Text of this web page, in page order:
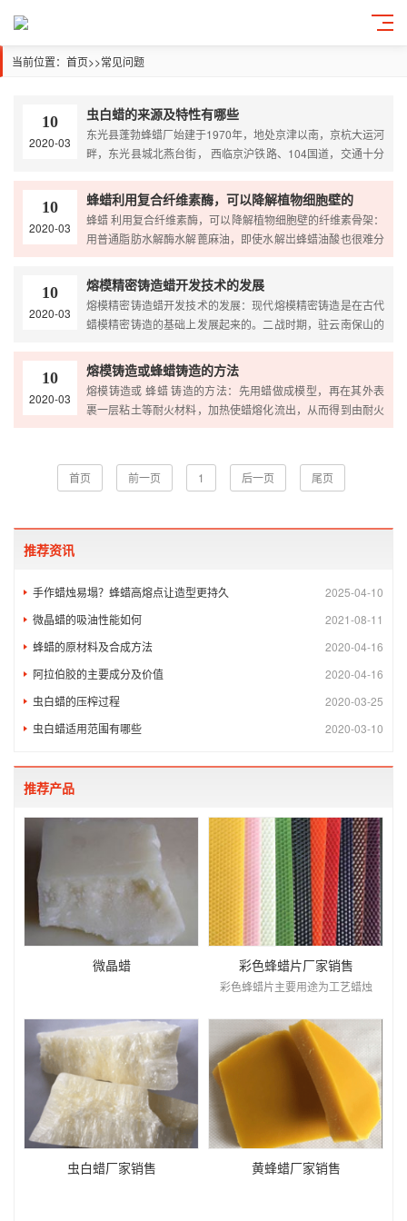
当前位置： 首页>>常见问题
10
2020-03
虫白蜡的来源及特性有哪些
东光县蓬勃蜂蜡厂始建于1970年，地处京津以南，京杭大运河
畔，东光县城北燕台街， 西临京沪铁路、104国道，交通十分
泌
10
2020-03
蜂蜡利用复合纤维素酶，可以降解植物细胞壁的
蜂蜡 利用复合纤维素酶，可以降解植物细胞壁的纤维素骨架：
用普通脂肪水解酶水解蓖麻油，即使水解岀蜂蜡油酸也很难分
离出来，不能得到纯浄净的蓖麻油酸。新的水解酶可以得到高
10
2020-03
熔模精密铸造蜡开发技术的发展
熔模精密铸造蜡开发技术的发展：现代熔模精密铸造是在古代
蜡模精密铸造的基础上发展起来的。二战时期，驻云南保山的
10
2020-03
熔模铸造或蜂蜡铸造的方法
熔模铸造或 蜂蜡 铸造的方法：先用蜡做成模型，再在其外表
裹一层粘土等耐火材料，加热使蜡熔化流出，从而得到由耐火
材料形成的空壳，再将金属熔化后灌入空壳，待金属冷却后将
首页
前一页 1 后一页 尾页
推荐资讯
2025-04-10
手作蜡烛易塌？蜂蜡高熔点让造型更持久
2021-08-11
微晶蜡的吸油性能如何
2020-04-16
蜂蜡的原材料及合成方法
2020-04-16
阿拉伯胶的主要成分及价值
2020-03-25
虫白蜡的压榨过程
2020-03-10
虫白蜡适用范围有哪些
推荐产品
微晶蜡 彩色蜂蜡片厂家销售
彩色蜂蜡片主要用途为工艺蜡烛
虫白蜡厂家销售 黄蜂蜡厂家销售